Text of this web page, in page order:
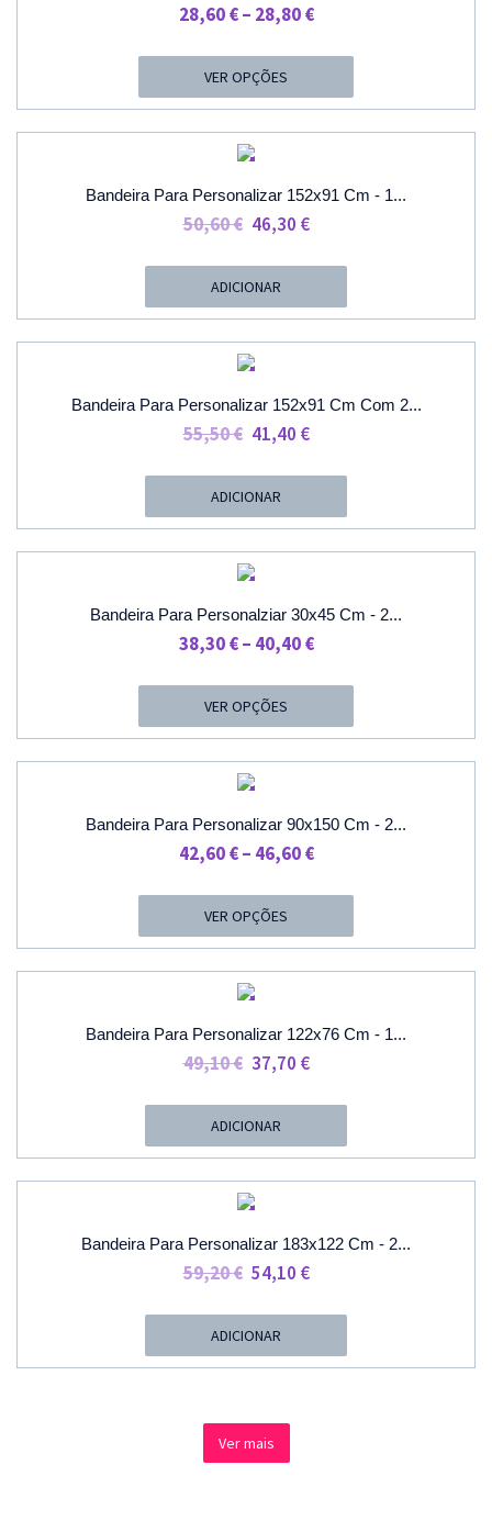
28,60€ – 28,80€Price
Through
28,80 €
VER OPÇÕES
Bandeira Para Personalizar 152x91 Cm - 1...
50,60€ O
Original
Era:
50,60 €.
46,30 €O
É:
46,30 €.
ADICIONAR
Bandeira Para Personalizar 152x91 Cm Com 2...
55,50€ O
Original
Era:
55,50 €.
41,40 €O
É:
41,40 €.
ADICIONAR
Bandeira Para Personalziar 30x45 Cm - 2...
38,30€ – 40,40€Price
Through
40,40 €
VER OPÇÕES
Bandeira Para Personalizar 90x150 Cm - 2...
42,60€ – 46,60€Price
Through
46,60 €
VER OPÇÕES
Bandeira Para Personalizar 122x76 Cm - 1...
49,10€ O
Original
Era:
49,10 €.
37,70 €O
É:
37,70 €.
ADICIONAR
Bandeira Para Personalizar 183x122 Cm - 2...
59,20€ O
Original
Era:
54,10 €O
É:
ADICIONAR
Ver mais